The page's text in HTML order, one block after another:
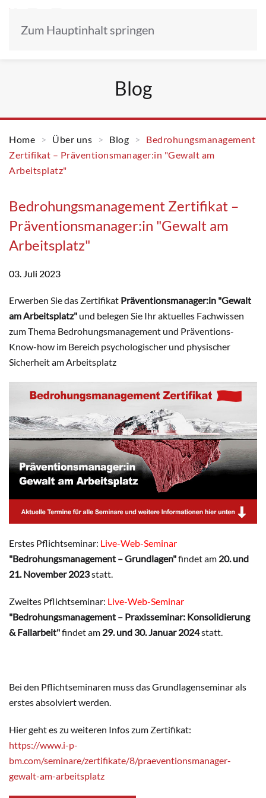
Zum Hauptinhalt springen
Blog
Home Über uns Blog
Bedrohungsmanagement
Zertifikat – Präventionsmanager:in "Gewalt am
Arbeitsplatz"
Bedrohungsmanagement Zertifikat –
Präventionsmanager:in "Gewalt am
Arbeitsplatz"
03. Juli 2023
Erwerben Sie das Zertifikat Präventionsmanager:in "Gewalt
am Arbeitsplatz" und belegen Sie Ihr aktuelles Fachwissen
zum Thema Bedrohungsmanagement und Präventions-
Know-how im Bereich psychologischer und physischer
Sicherheit am Arbeitsplatz
Erstes Pflichtseminar: Live-Web-Seminar
"Bedrohungsmanagement – Grundlagen"findet am 20. und
21. November 2023statt.
Zweites Pflichtseminar: Live-Web-Seminar
"Bedrohungsmanagement – Praxisseminar: Konsolidierung
& Fallarbeit"findet am 29. und 30. Januar 2024statt.
Bei den Pflichtseminaren muss das Grundlagenseminar als
erstes absolviert werden.
Hier geht es zu weiteren Infos zum Zertifikat:
https://www.i-p-
bm.com/seminare/zertifikate/8/praeventionsmanager-
gewalt-am-arbeitsplatz